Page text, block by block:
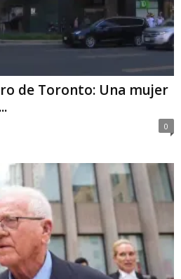
de Toronto: Una mujer
0